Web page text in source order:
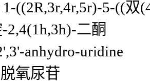
1-((2R,3r,4r,5r)-5-((
2,4(1h,3h)-二酮
anhydro-uridine
氧尿苷